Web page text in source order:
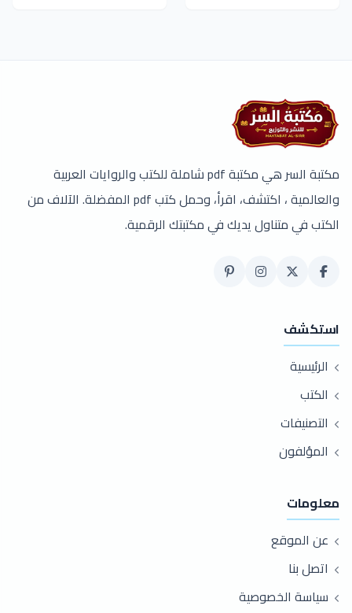
مكتبة السر هي مكتبة pdf شاملة للكتب والروايات العربية
والعالمية ، اكتشف، اقرأ، وحمل كتب pdf المفضلة. الآلاف من
الكتب في متناول يديك في مكتبتك الرقمية.
استكشف
الرئيسية
الكتب
التصنيفات
المؤلفون
معلومات
عن الموقع
اتصل بنا
سياسة الخصوصية